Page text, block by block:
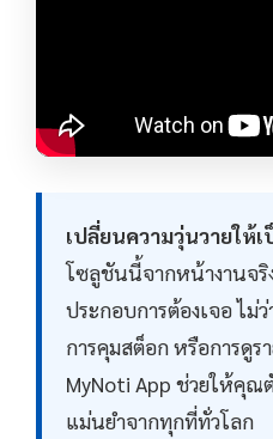
เปลี่ยนความวุ่นวายให้
โซลูชันนี้จากหน้างานจ
ประกอบการต้องเจอ ไม่
การคุมสต็อก หรือการดู
MyNoti App ช่วยให้คุณ
แม่นยำจากทุกที่ทั่วโลก